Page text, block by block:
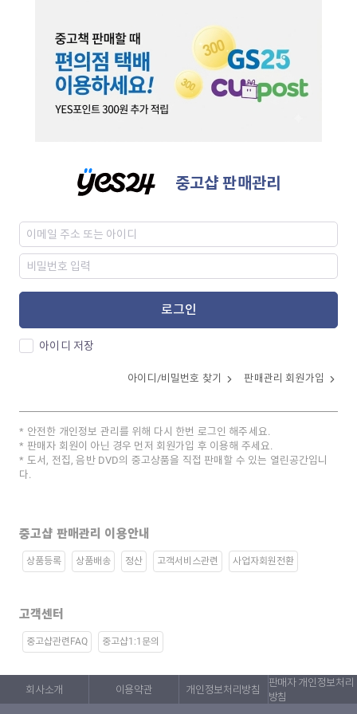
중고샵 판매관리
로그인
아이디 저장
아이디/비밀번호 찾기 판매관리 회원가입
안전한 개인정보 관리를 위해 다시 한번 로그인 해주세요.
판매자 회원이 아닌 경우 먼저 회원가입 후 이용해 주세요.
도서, 전집, 음반 DVD의 중고상품을 직접 판매할 수 있는 열린공간입니
다.
중고샵 판매관리 이용안내
상품등록 상품배송 정산 고객서비스관련 사업자회원전환
고객센터
중고샵관련FAQ 중고샵1:1문의
회사소개 이용약관 개인정보처리방침
판매자 개인정보처리
방침